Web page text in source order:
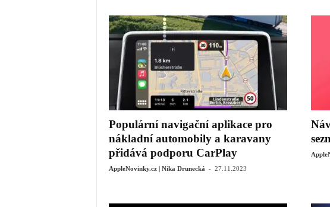
Populární navigační aplikace pro
nákladní automobily a karavany
přidává podporu CarPlay
AppleNovinky.cz | Nika Drunecká - 27.11.2023